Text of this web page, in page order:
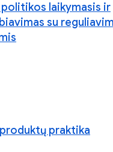
laikymasis ir
su
praktika